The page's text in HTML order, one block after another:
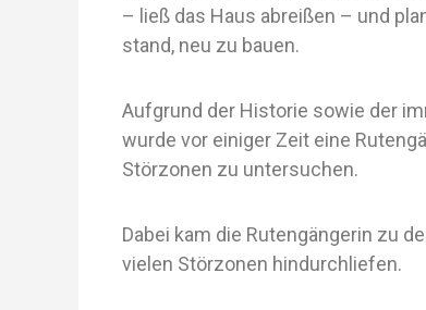
– ließ das Haus abreißen – und
stand, neu zu bauen.
Aufgrund der Historie sowie der
wurde vor einiger Zeit eine
Störzonen zu untersuchen.
Dabei kam die Rutengängerin zu
vielen Störzonen hindurchliefen.